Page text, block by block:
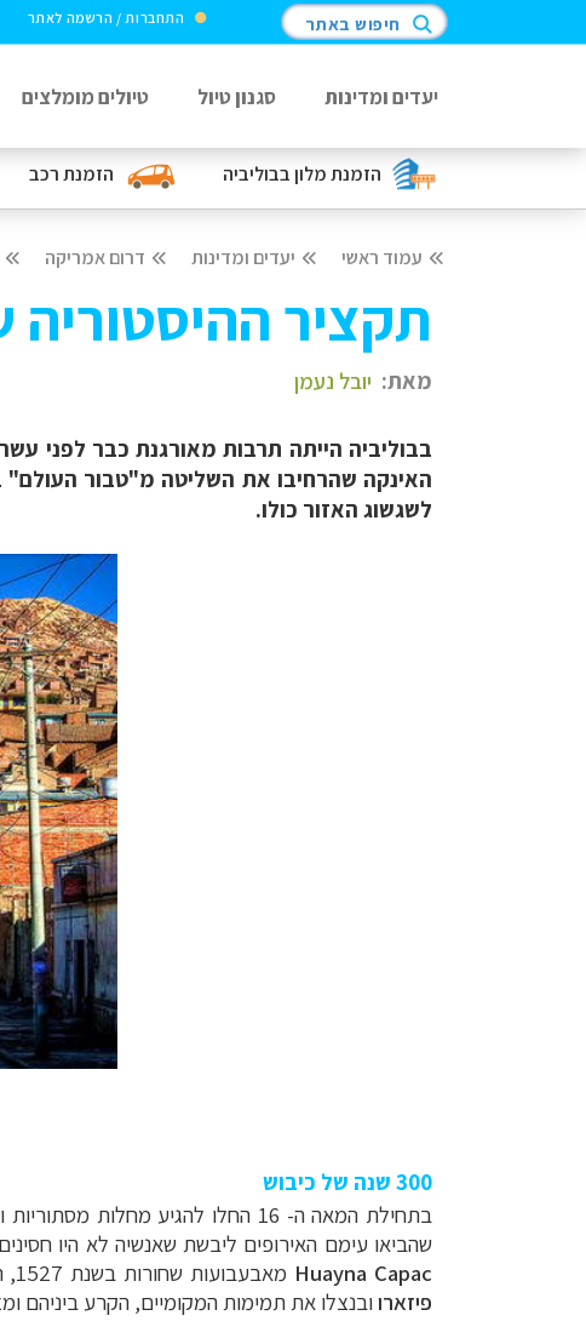
הזמנת מלוןבבוליביה הזמנת רכב
התחברות / הרשמה לאתר חיפוש באתר
יעדים ומדינות סגנון טיול טיולים מומלצים
עמוד ראשי יעדים ומדינות דרום אמריקה
תקציר ההיסטוריה
מאת: יובל נעמן
האינקה שהרחיבו את השליטה מ"טבור העולם"
לשגשוג האזור כולו.
300 שנה של כיבוש
בתחילת המאה ה- 16 החלו להגיע מחלות מסתוריות ובניהן אבעבועות שחורות, שהמיתו רבים מאנשי האינקה
שהביאו עימם האירופים ליבשת שאנשיה לא היו
Huayna Capac מאבעבועות שחורות בשנת 1527, החל קרב ירושה בין בניו כשבירת האימפריה מוכת מחלות. לסצנה זו, בשנת 1532, נקלע בדיוק הספרדי
פיזארוובנצלו את תמימות המקומיים, הקרע ביניהם